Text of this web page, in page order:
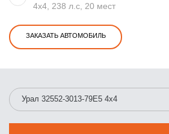
4x4, 238 л.с, 20 мест
ЗАКАЗАТЬ АВТОМОБИЛЬ
Урал 32552-3013-79Е5 4x4